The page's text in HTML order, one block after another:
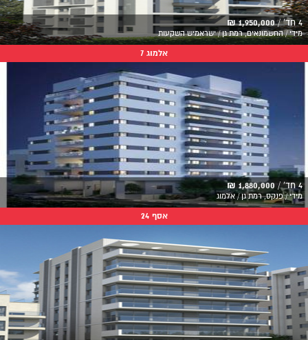
4 חד' / 1,950,000 ₪
מידי / החשמונאים, רמת גן / ישראמיש השקעות
אלמוג 7
4 חד' / 1,880,000 ₪
מידי / פנקס, רמת גן / אלמוג
אסף 24